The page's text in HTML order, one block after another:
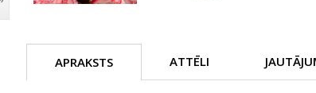
APRAKSTS ATTĒLI